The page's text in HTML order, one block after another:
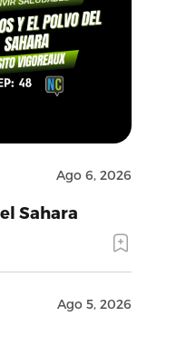
Ago 6, 2026
Sahara
Ago 5, 2026